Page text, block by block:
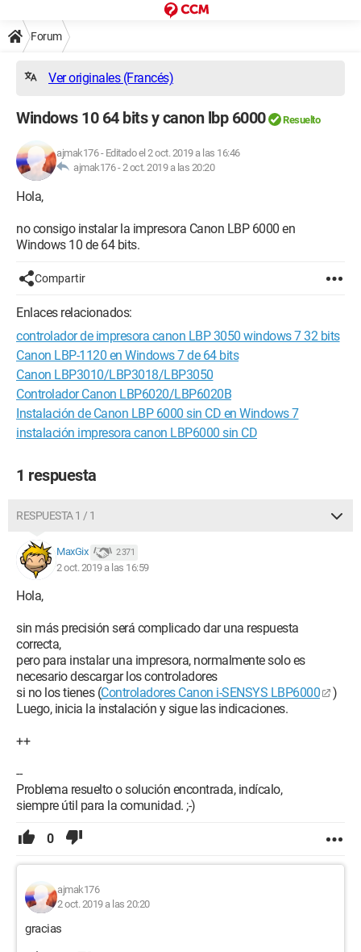
Forum
Ver originales (Francés)
Windows 10 64 bits y canon lbp 6000 Resuelto
ajmak176- Editado el 2 oct. 2019 a las 16:46
ajmak176 -2 oct. 2019 a las 20:20
Hola,
no consigo instalar la impresora Canon LBP 6000 en
Windows 10 de 64 bits.
Compartir
Enlaces relacionados:
controlador de impresora canon LBP 3050 windows 7 32 bits
Canon LBP-1120 en Windows 7 de 64 bits
Canon LBP3010/LBP3018/LBP3050
Controlador Canon LBP6020/LBP6020B
Instalación de Canon LBP 6000 sin CD en Windows 7
instalación impresora canon LBP6000 sin CD
1 respuesta
RESPUESTA 1 / 1
MaxGix 2 371
2 oct. 2019 a las 16:59
Hola,
sin más precisión será complicado dar una respuesta
correcta,
pero para instalar una impresora, normalmente solo es
necesario descargar los controladores
si no los tienes (Controladores Canon i-SENSYS LBP6000
)
Luego, inicia la instalación y sigue las indicaciones.
++
--
Problema resuelto o solución encontrada, indícalo,
siempre útil para la comunidad. ;-)
0
ajmak176
2 oct. 2019 a las 20:20
gracias